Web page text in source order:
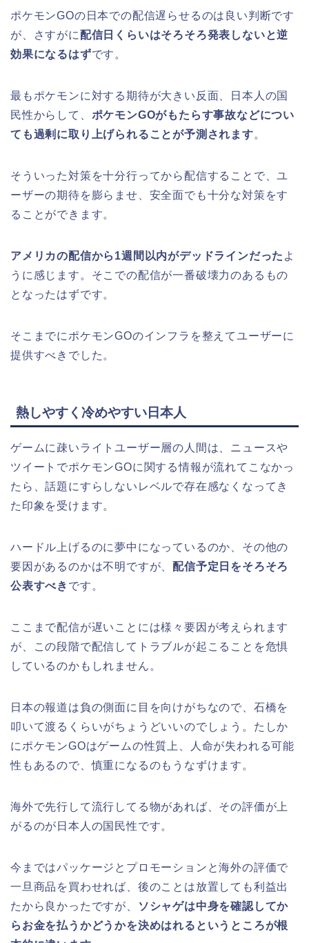
ポケモンGOの日本での配信遅らせるのは良い判断です
が、さすがに配信日くらいはそろそろ発表しないと逆
効果になるはずです。
最もポケモンに対する期待が大きい反面、日本人の国
民性からして、 ポケモンGOがもたらす事故などについ
ても過剰に取り上げられることが予測されます。
そういった対策を十分行ってから配信することで、ユ
ーザーの期待を膨らませ、安全面でも十分な対策をす
ることができます。
アメリカの配信から1週間以内がデッドラインだった よ
うに感じます。そこでの配信が一番破壊力のあるもの
となったはずです。
そこまでにポケモンGOのインフラを整えてユーザーに
提供すべきでした。
熱しやすく冷めやすい日本人
ゲームに疎いライトユーザー層の人間は、ニュースや
ツイートでポケモンGOに関する情報が流れてこなかっ
たら、話題にすらしないレベルで存在感なくなってき
た印象を受けます。
ハードル上げるのに夢中になっているのか、その他の
要因があるのかは不明ですが、配信予定日をそろそろ
公表すべき です。
ここまで配信が遅いことには様々要因が考えられます
が、この段階で配信してトラブルが起こることを危惧
しているのかもしれません。
日本の報道は負の側面に目を向けがちなので、石橋を
叩いて渡るくらいがちょうどいいのでしょう。たしか
にポケモンGOはゲームの性質上、人命が失われる可能
性もあるので、慎重になるのもうなずけます。
海外で先行して流行してる物があれば、その評価が上
がるのが日本人の国民性です。
今まではパッケージとプロモーションと海外の評価で
一旦商品を買わせれば、後のことは放置しても利益出
たから良かったですが、
ソシャゲは中身を確認してか
らお金を払うかどうかを決めはれるというところが根